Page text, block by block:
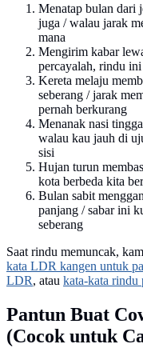
Menatap bulan dari
juga / walau jarak
mana
Mengirim kabar
percayalah, rindu
Kereta melaju
seberang / jarak
pernah berkurang
Menanak nasi
walau kau jauh di
sisi
Hujan turun
kota berbeda kita
Bulan sabit
panjang / sabar ini
seberang
Saat rindu memuncak,
kata LDR kangen untuk
LDR, atau kata-kata rindu
Pantun Buat
(Cocok untuk